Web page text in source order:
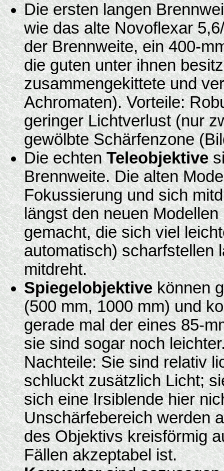
Die ersten langen
wie das alte Novoflexar
der Brennweite, ein 400-
die guten unter ihnen
zusammengekittete und
Achromaten). Vorteile:
geringer Lichtverlust (nur
gewölbte Schärfenzone
Die echtenTeleobjektive
Brennweite. Die alten
Fokussierung und sich
längst den neuen
gemacht, die sich viel
automatisch) scharfstellen
mitdreht.
Spiegelobjektivekönnen
(500 mm, 1000 mm) und
gerade mal der eines 85-
sie sind sogar noch
Nachteile: Sie sind relativ
schluckt zusätzlich Licht;
sich eine Irsiblende hier
Unschärfebereich werden
des Objektivs kreisförmig
Fällen akzeptabel ist.